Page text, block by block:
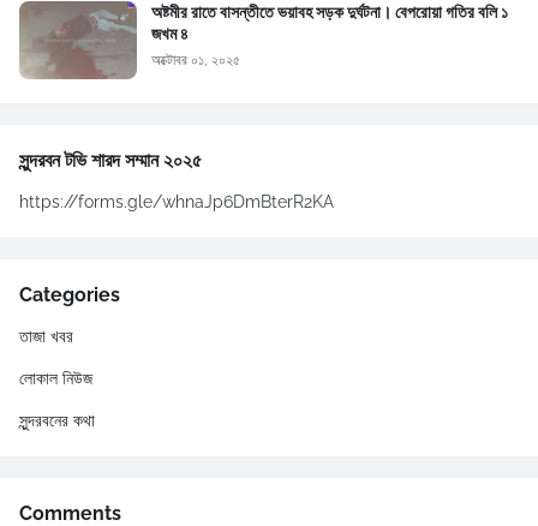
অষ্টমীর রাতে বাসন্তীতে ভয়াবহ সড়ক দুর্ঘটনা। বেপরোয়া গতির বলি ১
জখম ৪
অক্টোবর ০১, ২০২৫
সুন্দরবন টভি শারদ সম্মান ২০২৫
https://forms.gle/whnaJp6DmBterR2KA
Categories
তাজা খবর
লোকাল নিউজ
সুন্দরবনের কথা
Comments